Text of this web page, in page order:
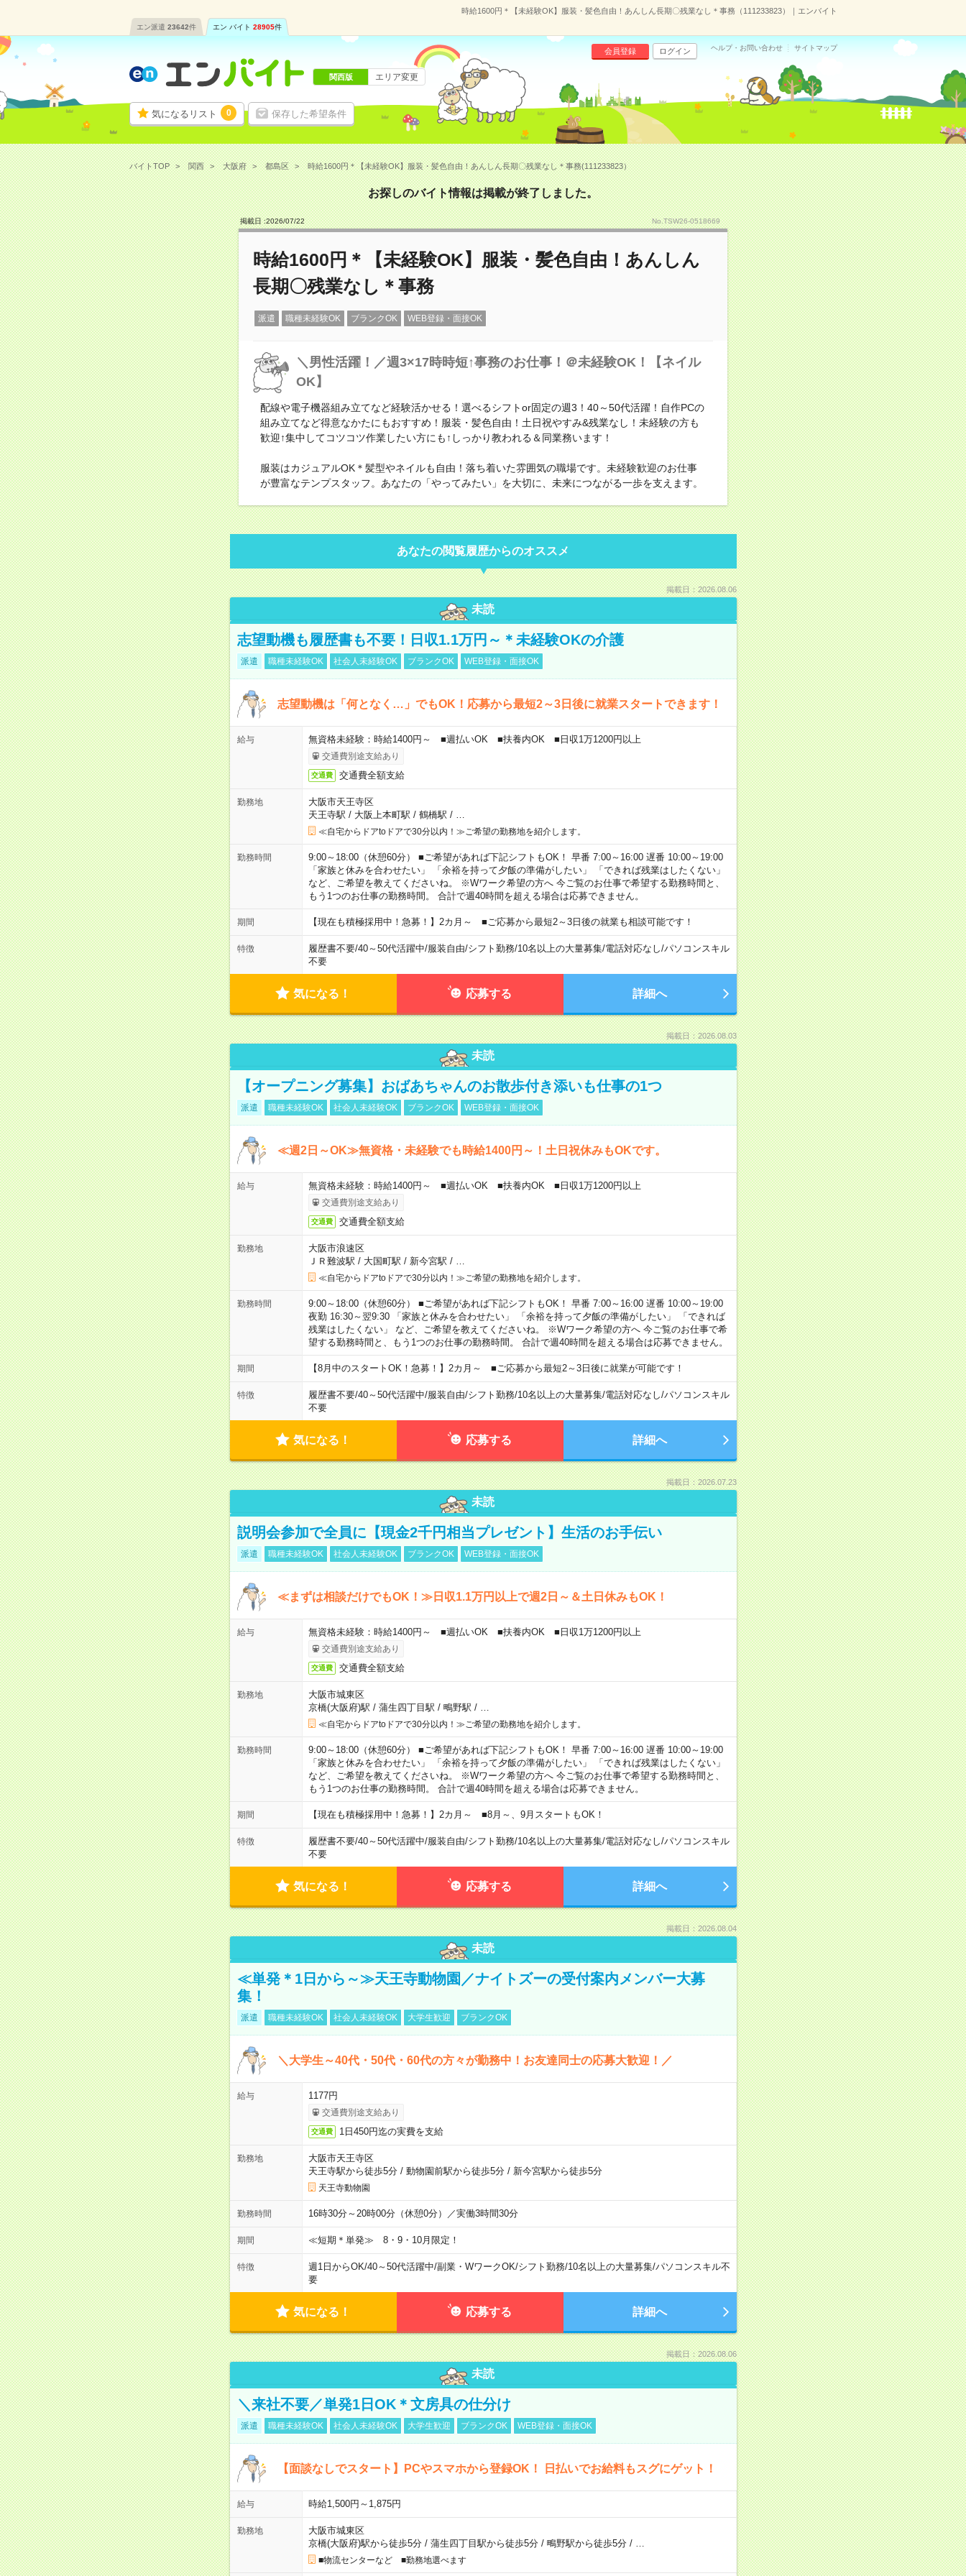
時給1600円＊【未経験OK】服装・髪色自由！あんしん長期〇残業なし＊事務（111233823）｜エンバイト
エン派遣 23642件 エン バイト 28905件
気になるリスト 0 保存した希望条件
会員登録 ログイン ヘルプ・お問い合わせ サイトマップ
関西版 エリア変更
バイトTOP 関西 大阪府 都島区 時給1600円＊【未経験OK】服装・髪色自由！あんしん長期〇残業なし＊事務(111233823）
お探しのバイト情報は掲載が終了しました。
掲載日 :2026/07/22 No.TSW26-0518669
時給1600円＊【未経験OK】服装・髪色自由！あんしん
長期〇残業なし＊事務
派遣 職種未経験OK ブランクOK WEB登録・面接OK
＼男性活躍！／週3×17時時短↑事務のお仕事！＠未経験OK！【ネイル
OK】
配線や電子機器組み立てなど経験活かせる！選べるシフトor固定の週3！40～50代活躍！自作PCの
組み立てなど得意なかたにもおすすめ！服装・髪色自由！土日祝やすみ&残業なし！未経験の方も
歓迎↑集中してコツコツ作業したい方にも↑しっかり教われる＆同業務います！
服装はカジュアルOK＊髪型やネイルも自由！落ち着いた雰囲気の職場です。未経験歓迎のお仕事
が豊富なテンプスタッフ。あなたの「やってみたい」を大切に、未来につながる一歩を支えます。
あなたの閲覧履歴からのオススメ
掲載日：2026.08.06
未読
志望動機も履歴書も不要！日収1.1万円～＊未経験OKの介護
派遣 職種未経験OK 社会人未経験OK ブランクOK WEB登録・面接OK
志望動機は「何となく…」でもOK！応募から最短2～3日後に就業スタートできます！
給与 無資格未経験：時給1400円～ ■週払いOK ■扶養内OK ■日収1万1200円以上
交通費別途支給あり
交通費 交通費全額支給
勤務地
大阪市天王寺区
天王寺駅 / 大阪上本町駅 / 鶴橋駅 /
≪自宅からドアtoドアで30分以内！≫ご希望の勤務地を紹介します。
勤務時間
9:00～18:00（休憩60分） ■ご希望があれば下記シフトもOK！ 早番 7:00～16:00 遅番 10:00～19:00
「家族と休みを合わせたい」 「余裕を持って夕飯の準備がしたい」 「できれば残業はしたくない」
など、ご希望を教えてくださいね。 ※Wワーク希望の方へ 今ご覧のお仕事で希望する勤務時間と、
もう1つのお仕事の勤務時間。 合計で週40時間を超える場合は応募できません。
期間 【現在も積極採用中！急募！】2カ月～ ■ご応募から最短2～3日後の就業も相談可能です！
特徴 履歴書不要/40～50代活躍中/服装自由/シフト勤務/10名以上の大量募集/電話対応なし/パソコンスキル
不要
気になる！ 応募する 詳細へ
掲載日：2026.08.03
未読
【オープニング募集】おばあちゃんのお散歩付き添いも仕事の1つ
派遣 職種未経験OK 社会人未経験OK ブランクOK WEB登録・面接OK
≪週2日～OK≫無資格・未経験でも時給1400円～！土日祝休みもOKです。
給与 無資格未経験：時給1400円～ ■週払いOK ■扶養内OK ■日収1万1200円以上
交通費別途支給あり
交通費 交通費全額支給
勤務地
大阪市浪速区
ＪＲ難波駅 / 大国町駅 / 新今宮駅 /
≪自宅からドアtoドアで30分以内！≫ご希望の勤務地を紹介します。
勤務時間
9:00～18:00（休憩60分） ■ご希望があれば下記シフトもOK！ 早番 7:00～16:00 遅番 10:00～19:00
夜勤 16:30～翌9:30 「家族と休みを合わせたい」 「余裕を持って夕飯の準備がしたい」 「できれば
残業はしたくない」 など、ご希望を教えてくださいね。 ※Wワーク希望の方へ 今ご覧のお仕事で希
望する勤務時間と、もう1つのお仕事の勤務時間。 合計で週40時間を超える場合は応募できません。
期間 【8月中のスタートOK！急募！】2カ月～ ■ご応募から最短2～3日後に就業が可能です！
特徴 履歴書不要/40～50代活躍中/服装自由/シフト勤務/10名以上の大量募集/電話対応なし/パソコンスキル
不要
気になる！ 応募する 詳細へ
掲載日：2026.07.23
未読
説明会参加で全員に【現金2千円相当プレゼント】生活のお手伝い
派遣 職種未経験OK 社会人未経験OK ブランクOK WEB登録・面接OK
≪まずは相談だけでもOK！≫日収1.1万円以上で週2日～＆土日休みもOK！
給与 無資格未経験：時給1400円～ ■週払いOK ■扶養内OK ■日収1万1200円以上
交通費別途支給あり
交通費 交通費全額支給
勤務地
大阪市城東区
京橋(大阪府)駅 / 蒲生四丁目駅 / 鴫野駅 /
≪自宅からドアtoドアで30分以内！≫ご希望の勤務地を紹介します。
勤務時間
9:00～18:00（休憩60分） ■ご希望があれば下記シフトもOK！ 早番 7:00～16:00 遅番 10:00～19:00
「家族と休みを合わせたい」 「余裕を持って夕飯の準備がしたい」 「できれば残業はしたくない」
など、ご希望を教えてくださいね。 ※Wワーク希望の方へ 今ご覧のお仕事で希望する勤務時間と、
もう1つのお仕事の勤務時間。 合計で週40時間を超える場合は応募できません。
期間 【現在も積極採用中！急募！】2カ月～ ■8月～、9月スタートもOK！
特徴 履歴書不要/40～50代活躍中/服装自由/シフト勤務/10名以上の大量募集/電話対応なし/パソコンスキル
不要
気になる！ 応募する 詳細へ
掲載日：2026.08.04
未読
≪単発＊1日から～≫天王寺動物園／ナイトズーの受付案内メンバー大募
集！
派遣 職種未経験OK 社会人未経験OK 大学生歓迎 ブランクOK
＼大学生～40代・50代・60代の方々が勤務中！お友達同士の応募大歓迎！／
給与 1177円
交通費別途支給あり
交通費 1日450円迄の実費を支給
勤務地
大阪市天王寺区
天王寺駅から徒歩5分/ 動物園前駅から徒歩5分/ 新今宮駅から徒歩5分
天王寺動物園
勤務時間 16時30分～20時00分（休憩0分）／実働3時間30分
期間 ≪短期＊単発≫ 8・9・10月限定！
特徴 週1日からOK/40～50代活躍中/副業・WワークOK/シフト勤務/10名以上の大量募集/パソコンスキル不
要
気になる！ 応募する 詳細へ
掲載日：2026.08.06
未読
＼来社不要／単発1日OK＊文房具の仕分け
派遣 職種未経験OK 社会人未経験OK 大学生歓迎 ブランクOK WEB登録・面接OK
【面談なしでスタート】PCやスマホから登録OK！ 日払いでお給料もスグにゲット！
給与 時給1,500円～1,875円
勤務地
大阪市城東区
京橋(大阪府)駅から徒歩5分/ 蒲生四丁目駅から徒歩5分/ 鴫野駅から徒歩5分/
■物流センターなど ■勤務地選べます